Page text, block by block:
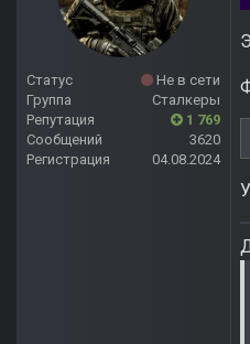
Статус
Не в сети
Группа
Сталкеры
Репутация
1 769
Сообщений
3620
Регистрация
04.08.2024